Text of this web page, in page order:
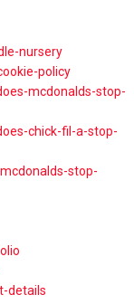
nursery
policy
mcdonalds-stop-
chick-fil-a-stop-
stop-
details